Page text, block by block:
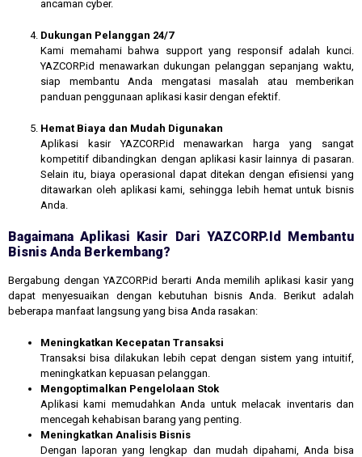
ancaman cyber.
Dukungan Pelanggan 24/7
Kami memahami bahwa support yang responsif adalah kunci.
YAZCORP.id menawarkan dukungan pelanggan sepanjang waktu,
siap membantu Anda mengatasi masalah atau memberikan
panduan penggunaan aplikasi kasir dengan efektif.
Hemat Biaya dan Mudah Digunakan
Aplikasi kasir YAZCORP.id menawarkan harga yang sangat
kompetitif dibandingkan dengan aplikasi kasir lainnya di pasaran.
Selain itu, biaya operasional dapat ditekan dengan efisiensi yang
ditawarkan oleh aplikasi kami, sehingga lebih hemat untuk bisnis
Anda.
Bagaimana Aplikasi Kasir Dari YAZCORP.id Membantu
Bisnis Anda Berkembang?
Bergabung dengan YAZCORP.id berarti Anda memilih aplikasi kasir yang
dapat menyesuaikan dengan kebutuhan bisnis Anda. Berikut adalah
beberapa manfaat langsung yang bisa Anda rasakan:
Meningkatkan Kecepatan Transaksi
Transaksi bisa dilakukan lebih cepat dengan sistem yang intuitif,
meningkatkan kepuasan pelanggan.
Mengoptimalkan Pengelolaan Stok
Aplikasi kami memudahkan Anda untuk melacak inventaris dan
mencegah kehabisan barang yang penting.
Meningkatkan Analisis Bisnis
Dengan laporan yang lengkap dan mudah dipahami, Anda bisa